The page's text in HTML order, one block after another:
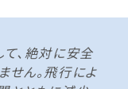
、絶対に安全
せん。飛行によ